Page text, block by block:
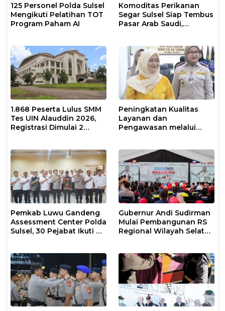
125 Personel Polda Sulsel
Mengikuti Pelatihan TOT
Program Paham AI
Komoditas Perikanan
Segar Sulsel Siap Tembus
Pasar Arab Saudi,
1.868 Peserta Lulus SMM
Tes UIN Alauddin 2026,
Registrasi Dimulai 2
Peningkatan Kualitas
Layanan dan
Pengawasan melalui
Hewan
Pemkab Luwu Gandeng
Assessment Center Polda
Sulsel, 30 Pejabat Ikuti Uji
Gubernur Andi Sudirman
Mulai Pembangunan RS
Regional Wilayah Selatan